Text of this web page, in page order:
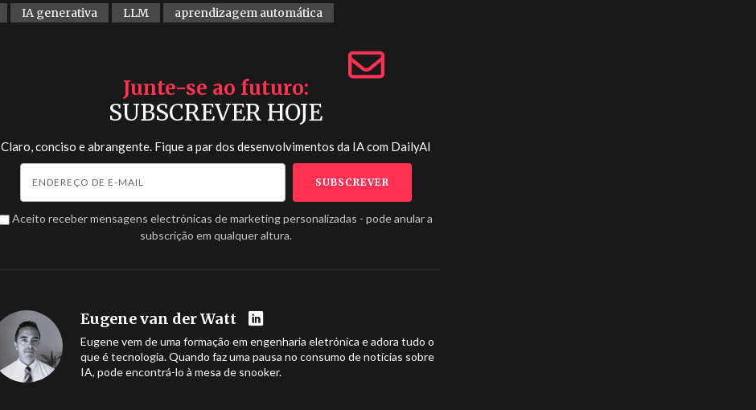
IA generativa LLM aprendizagem automática
Junte-se ao futuro
SUBSCREVER HOJE
Claro, conciso e abrangente. Fique a par dos desenvolvimentos da IA com DailyAI
Aceito receber mensagens electrónicas de marketing personalizadas - pode anular a
subscrição em qualquer altura.
Eugene van der Watt
Eugene vem de uma formação em engenharia eletrónica e adora tudo o
que é tecnologia. Quando faz uma pausa no consumo de notícias sobre
IA, pode encontrá-lo à mesa de snooker.